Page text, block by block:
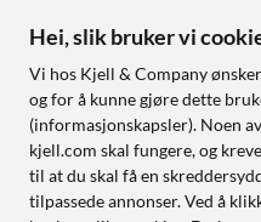
Følg oss
Handle fra:
Sverige
Hei, slik bruker vi
Vi hos Kjell & Company
og for å kunne gjøre dette
(informasjonskapsler). Noen
kjell.com skal fungere, og
til at du skal få en
tilpassede annonser. Ved å